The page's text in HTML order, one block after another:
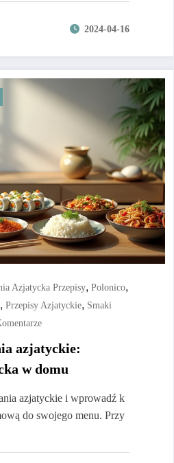
2024-04-16
Azjatycka Przepisy, Polonico,
, Przepisy Azjatyckie, Smaki
azjatyckie:
w domu
azjatyckie i wprowadź k
do swojego menu. Przy